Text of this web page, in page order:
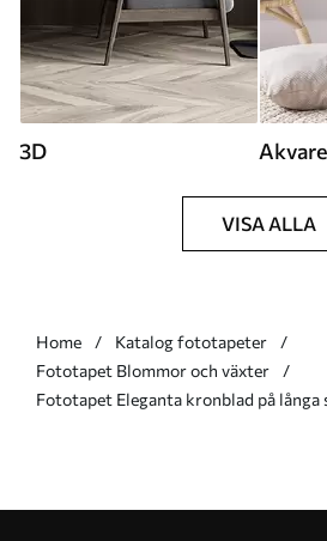
3D
VISA ALLA
Home
Katalog fototapeter
Fototapet Blommor och växter
Fototapet Eleganta kronblad på långa stjälkar i pastellfärger